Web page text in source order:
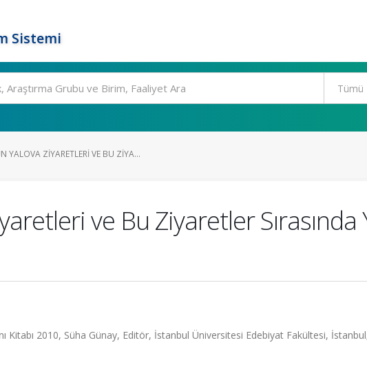
Sistemi
YALOVA ZIYARETLERI VE BU ZIYA...
ve Bu Ziyaretler Sırasında
Kitabı 2010, Süha Günay, Editör, İstanbul Üniversitesi Edebiyat Fakültesi,